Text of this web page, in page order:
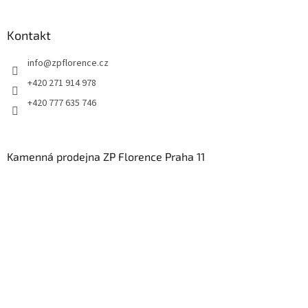
Kontakt
info@zpflorence.cz
+420 271 914 978
+420 777 635 746
Kamenná prodejna ZP Florence Praha 11